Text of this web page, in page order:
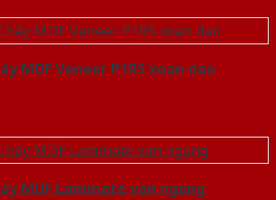
MDF Veneer P1R5 xoan dao
MDF Laminate van ngang